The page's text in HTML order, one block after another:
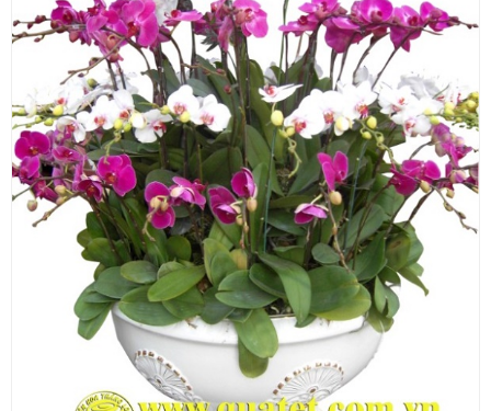
HƯỚNG DẪN MUA HÀNG
DỊCH VỤ GỬI ĐIỆN HOA VỀ
VIỆT NAM
PHƯƠNG THỨC THANH
TOÁN
DỊCH VỤ ĐIỆN HOA TRỰC
TUYẾN TẠI HÀ NỘI